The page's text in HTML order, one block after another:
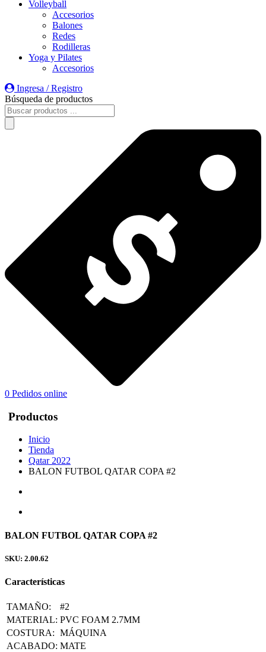
Volleyball
Accesorios
Balones
Redes
Rodilleras
Yoga y Pilates
Accesorios
Ingresa / Registro
Búsqueda de productos
0 Pedidos online
Productos
Inicio
Tienda
Qatar 2022
BALON FUTBOL QATAR COPA #2
BALON FUTBOL QATAR COPA #2
SKU: 2.00.62
Características
TAMAÑO:
#2
MATERIAL: PVC FOAM 2.7MM
COSTURA: MÁQUINA
ACABADO: MATE